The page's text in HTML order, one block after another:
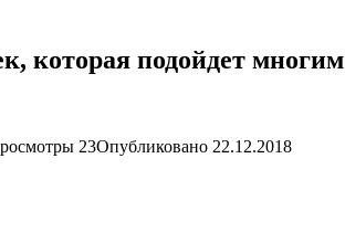
которая подойдет многим
23Опубликовано 22.12.2018